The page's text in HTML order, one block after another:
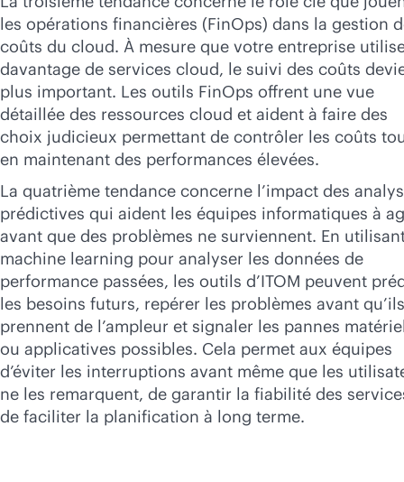
les opérations financières (FinOps) dans la gestion
coûts du cloud. À mesure que votre entreprise
davantage de services cloud, le suivi des coûts
plus important. Les outils FinOps offrent une vue
détaillée des ressources cloud et aident à faire des
choix judicieux permettant de contrôler les coûts
en maintenant des performances élevées.
La quatrième tendance concerne l’impact des
prédictives qui aident les équipes informatiques à
avant que des problèmes ne surviennent. En
machine learning pour analyser les données de
performance passées, les outils d’ITOM peuvent
les besoins futurs, repérer les problèmes avant
prennent de l’ampleur et signaler les pannes
ou applicatives possibles. Cela permet aux équipes
d’éviter les interruptions avant même que les
ne les remarquent, de garantir la fiabilité des
de faciliter la planification à long terme.